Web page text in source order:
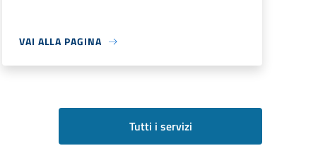
VAI ALLA PAGINA
Tutti i servizi